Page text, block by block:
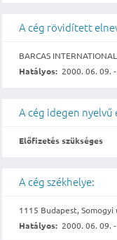
A cég rövidített
BARCAS
Hatályos: 2000. 06. 09. -
A cég idegen
Előfizetés szükséges
A cég székhelye:
1115 Budapest,
Hatályos: 2000. 06. 09. -